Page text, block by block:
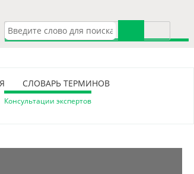
Консультации экспертов
СЛОВАРЬ ТЕРМИНОВ